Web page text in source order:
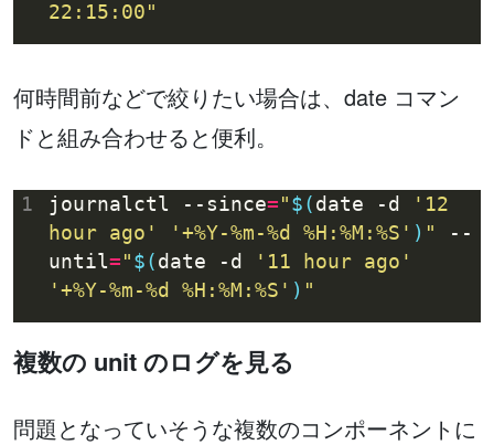
22:15:00"
何時間前などで絞りたい場合は、date コマン
ドと組み合わせると便利。
1 journalctl --since= " $( date -d
'12
hour ago'
'+%Y-%m-%d %H:%M:%S' ) "
--
until= " $( date -d
'11 hour ago'
'+%Y-%m-%d %H:%M:%S' ) "
複数の unit のログを見る
問題となっていそうな複数のコンポーネントに